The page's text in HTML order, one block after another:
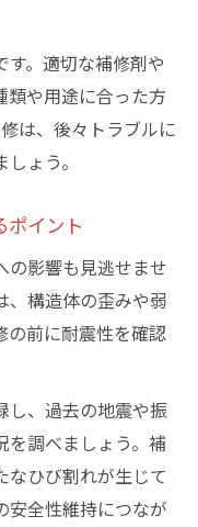
す。適切な補修剤や
類や用途に合った方
は、後々トラブルに
ょう。
ポイント
の影響も見逃せませ
、構造体の歪みや弱
の前に耐震性を確認
し、過去の地震や振
を調べましょう。補
なひび割れが生じて
安全性維持につなが